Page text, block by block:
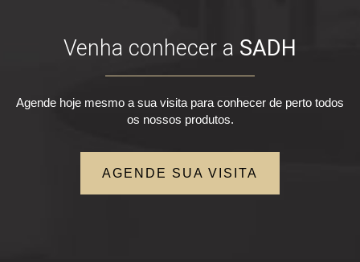
Venha conhecer a SADH
Agende hoje mesmo a sua visita para conhecer de perto todos
os nossos produtos.
AGENDE SUA VISITA